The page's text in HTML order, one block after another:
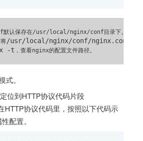
认保存在/usr/local/nginx/conf目录下。如果
/usr/local/nginx/conf/nginx.conf
-t ，查看nginx的配置文件路径。
式。
位到HTTP协议代码片段
HTTP协议代码里，按照以下代码示
配置。